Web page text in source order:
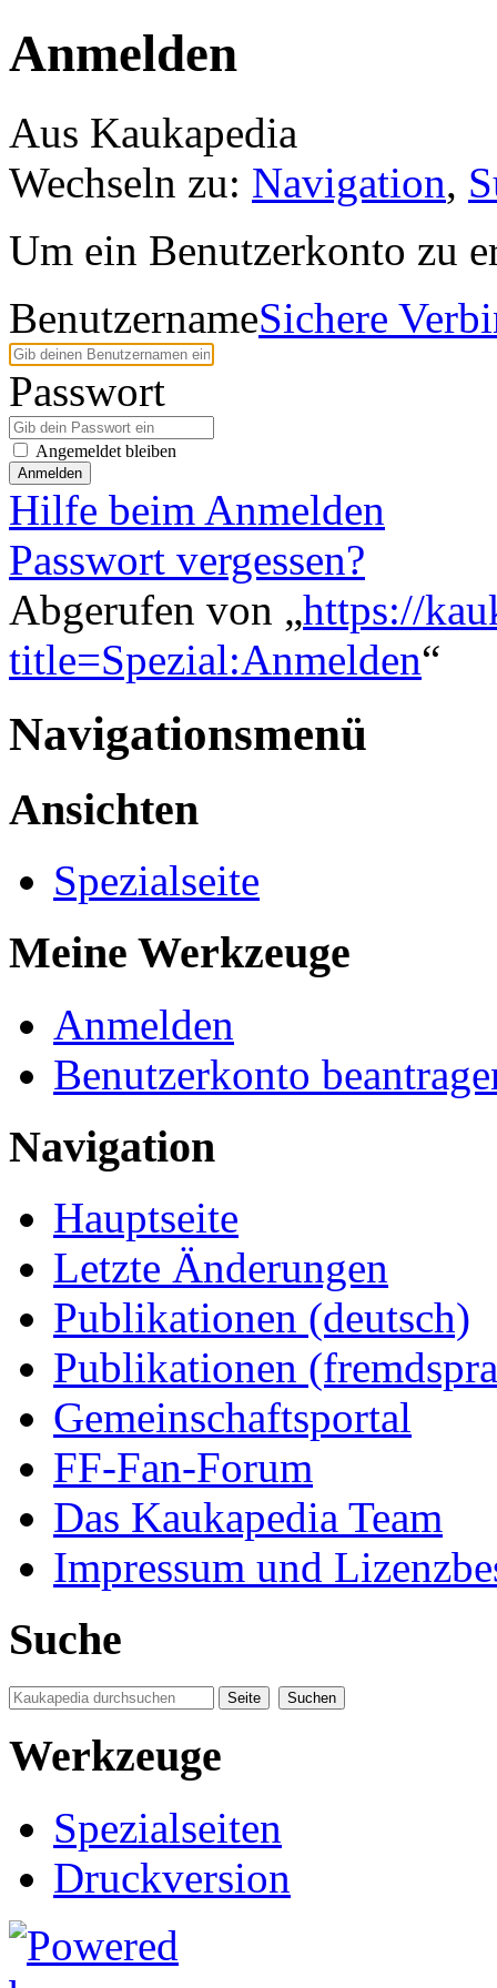
Anmelden
Aus Kaukapedia
Wechseln zu: Navigation,
Um ein Benutzerkonto zu
BenutzernameSichere
Passwort
Angemeldet bleiben
Anmelden
Hilfe beim Anmelden
Passwort vergessen?
Abgerufen von „https://
title=Spezial:Anmelden“
Navigationsmenü
Ansichten
Spezialseite
Meine Werkzeuge
Anmelden
Benutzerkonto
Navigation
Hauptseite
Letzte Änderungen
Publikationen (deutsch)
Publikationen
Gemeinschaftsportal
FF-Fan-Forum
Das Kaukapedia Team
Impressum und
Suche
Werkzeuge
Spezialseiten
Druckversion